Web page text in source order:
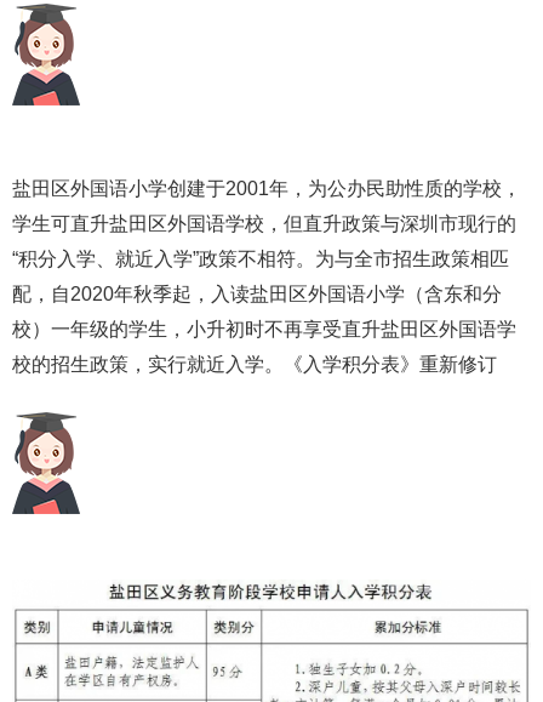
盐田区外国语小学创建于2001年，为公办民助性质的学校，
学生可直升盐田区外国语学校，但直升政策与深圳市现行的
“积分入学、就近入学”政策不相符。为与全市招生政策相匹
配，自2020年秋季起，入读盐田区外国语小学（含东和分
校）一年级的学生，小升初时不再享受直升盐田区外国语学
校的招生政策，实行就近入学。《入学积分表》重新修订